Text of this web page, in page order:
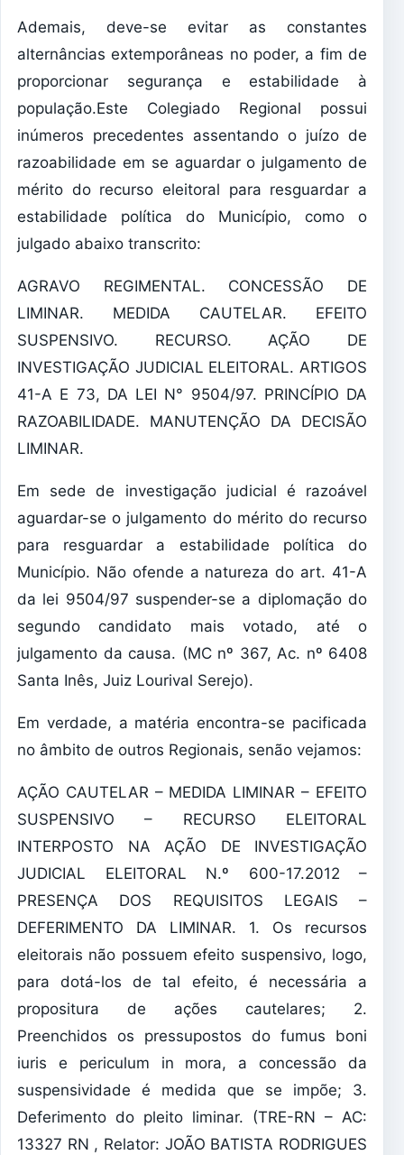
Ademais, deve-se evitar as constantes
alternâncias extemporâneas no poder, a fim de
proporcionar segurança e estabilidade à
população.Este Colegiado Regional possui
inúmeros precedentes assentando o juízo de
razoabilidade em se aguardar o julgamento de
mérito do recurso eleitoral para resguardar a
estabilidade política do Município, como o
julgado abaixo transcrito:
AGRAVO REGIMENTAL. CONCESSÃO DE
LIMINAR. MEDIDA CAUTELAR. EFEITO
SUSPENSIVO. RECURSO. AÇÃO DE
INVESTIGAÇÃO JUDICIAL ELEITORAL. ARTIGOS
41-A E 73, DA LEI N° 9504/97. PRINCÍPIO DA
RAZOABILIDADE. MANUTENÇÃO DA DECISÃO
LIMINAR.
Em sede de investigação judicial é razoável
aguardar-se o julgamento do mérito do recurso
para resguardar a estabilidade política do
Município. Não ofende a natureza do art. 41-A
da lei 9504/97 suspender-se a diplomação do
segundo candidato mais votado, até o
julgamento da causa. (MC nº 367, Ac. nº 6408
Santa Inês, Juiz Lourival Serejo).
Em verdade, a matéria encontra-se pacificada
no âmbito de outros Regionais, senão vejamos:
AÇÃO CAUTELAR – MEDIDA LIMINAR – EFEITO
SUSPENSIVO – RECURSO ELEITORAL
INTERPOSTO NA AÇÃO DE INVESTIGAÇÃO
JUDICIAL ELEITORAL N.º 600-17.2012 –
PRESENÇA DOS REQUISITOS LEGAIS –
DEFERIMENTO DA LIMINAR. 1. Os recursos
eleitorais não possuem efeito suspensivo, logo,
para dotá-los de tal efeito, é necessária a
propositura de ações cautelares; 2.
Preenchidos os pressupostos do fumus boni
iuris e periculum in mora, a concessão da
suspensividade é medida que se impõe; 3.
Deferimento do pleito liminar. (TRE-RN – AC:
13327 RN , Relator: JOÃO BATISTA RODRIGUES